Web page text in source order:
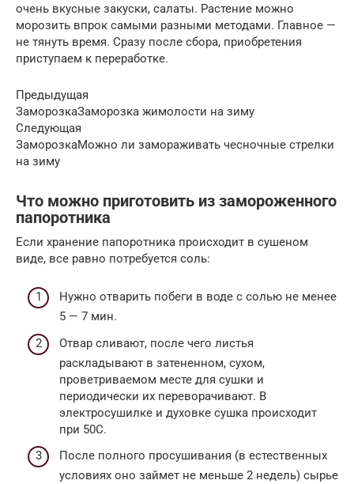
очень вкусные закуски, салаты. Растение можно
морозить впрок самыми разными методами. Главное —
не тянуть время. Сразу после сбора, приобретения
приступаем к переработке.
Предыдущая
ЗаморозкаЗаморозка жимолости на зиму
Следующая
ЗаморозкаМожно ли замораживать чесночные стрелки
на зиму
Что можно приготовить из замороженного
папоротника
Если хранение папоротника происходит в сушеном
виде, все равно потребуется соль:
Нужно отварить побеги в воде с солью не менее
5 — 7 мин.
Отвар сливают, после чего листья
раскладывают в затененном, сухом,
проветриваемом месте для сушки и
периодически их переворачивают. В
электросушилке и духовке сушка происходит
при 50С.
После полного просушивания (в естественных
условиях оно займет не меньше 2 недель) сырье